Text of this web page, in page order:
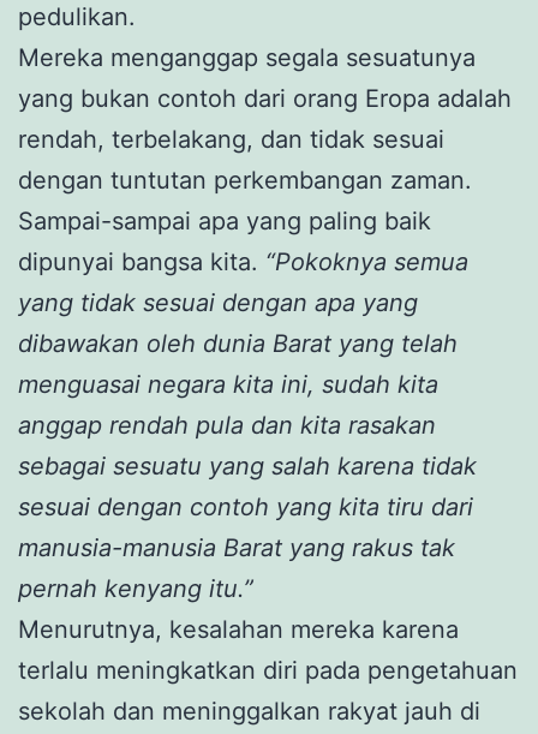
pedulikan.
Mereka menganggap segala sesuatunya
yang bukan contoh dari orang Eropa adalah
rendah, terbelakang, dan tidak sesuai
dengan tuntutan perkembangan zaman.
Sampai-sampai apa yang paling baik
dipunyai bangsa kita. “Pokoknya semua
yang tidak sesuai dengan apa yang
dibawakan oleh dunia Barat yang telah
menguasai negara kita ini, sudah kita
anggap rendah pula dan kita rasakan
sebagai sesuatu yang salah karena tidak
sesuai dengan contoh yang kita tiru dari
manusia-manusia Barat yang rakus tak
pernah kenyang itu.”
Menurutnya, kesalahan mereka karena
terlalu meningkatkan diri pada pengetahuan
sekolah dan meninggalkan rakyat jauh di